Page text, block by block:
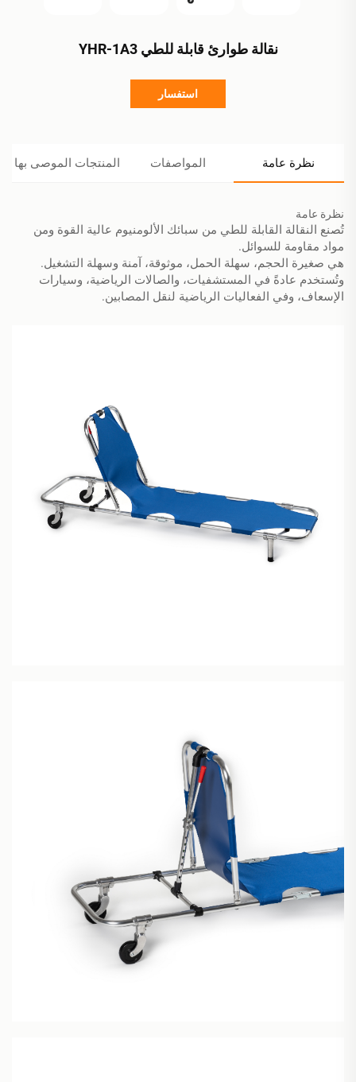
نقالة طوارئ قابلة للطي YHR-1A3
استفسار
نظرة عامة المواصفات المنتجات الموصى بها
نظرة عامة
تُصنع النقالة القابلة للطي من سبائك الألومنيوم عالية القوة ومن
مواد مقاومة للسوائل.
هي صغيرة الحجم، سهلة الحمل، موثوقة، آمنة وسهلة التشغيل.
وتُستخدم عادةً في المستشفيات، والصالات الرياضية، وسيارات
الإسعاف، وفي الفعاليات الرياضية لنقل المصابين.